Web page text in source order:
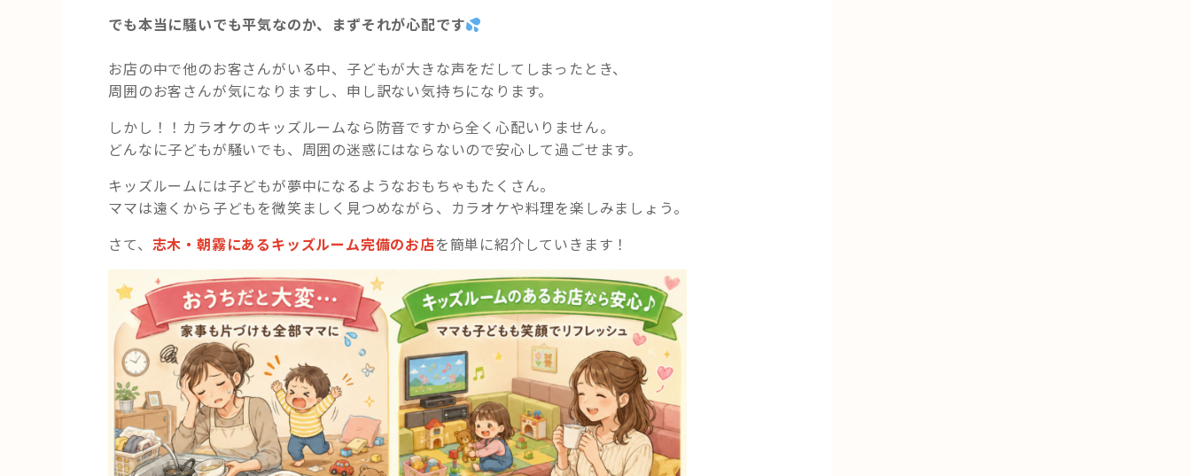
でも本当に騒いでも平気なのか、まずそれが心配です
お店の中で他のお客さんがいる中、子どもが大きな声をだしてしまったとき、
周囲のお客さんが気になりますし、申し訳ない気持ちになります。
しかし！！カラオケのキッズルームなら防音ですから全く心配いりません。
どんなに子どもが騒いでも、周囲の迷惑にはならないので安心して過ごせます。
キッズルームには子どもが夢中になるようなおもちゃもたくさん。
ママは遠くから子どもを微笑ましく見つめながら、カラオケや料理を楽しみましょう。
さて、 志木・朝霧にあるキッズルーム完備のお店を簡単に紹介していきます！